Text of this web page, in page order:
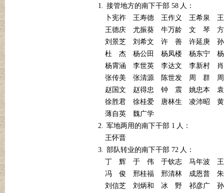
1.
接管地方的南下干部 58 人：
卜宪祚
王寿德 王作义 王希泉
王德庆
尤振葵 牛万龄 文 琴
方
刘景芝
刘希文 许 善 许延庚
杜
杰 杨公田 杨凤楼 杨东宁
杨霄涵
李世英 李达文 李新村
张传美
张清源 陈世发 周 群
赵国文
赵得忠 钟 震 姚忠本
徐胜君
徐桂爱 唐林生 凌沛昭
薄自英
魏广学
2.
军地两用的南下干部 1 人：
王怀晋
3.
部队转业的南下干部 72 人：
丁
辉 于 伟 于钦志 马年波
冯
俊 邢桂福 邢清林 成恩普
刘信芝
刘炳和 冰 野 祁彦广